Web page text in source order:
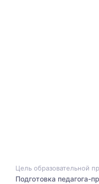
Цель образовательной
Подготовка педагога-